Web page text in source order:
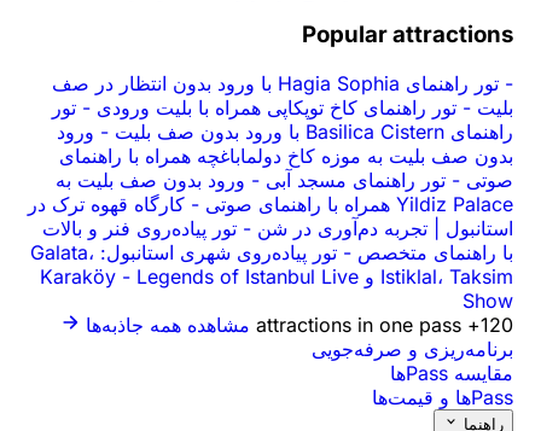
تور راهنمای Hagia Sophia با ورود بدون انتظار در صف
همراه با بلیت ورودی- تور
- ورود
دولما‌باغچه همراه با راهنمای
آبی - ورود بدون صف بلیت به
- کارگاه قهوه ترک در
در شن- تور پیاده‌روی فنر و بالات
تور پیاده‌روی شهری استانبول: Galata،
- Legends of Istanbul
مشاهده همه جاذبه‌ها